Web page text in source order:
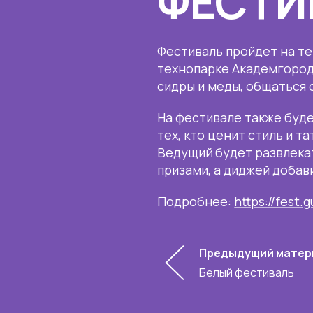
Фестиваль пройдет на
технопарке
сидры и меды, общаться
На фестивале также
тех, кто ценит стиль и
Ведущий будет
призами, а диджей
Подробнее: https://
Предыдущий
Белый фестиваль